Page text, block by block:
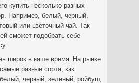
купить несколько разных
Например, белый, черный,
или цветочный чай. Так
сможет подобрать себе
широк в наше время. На рынке
разные сорта, как
черный, зеленый, ройбуш,